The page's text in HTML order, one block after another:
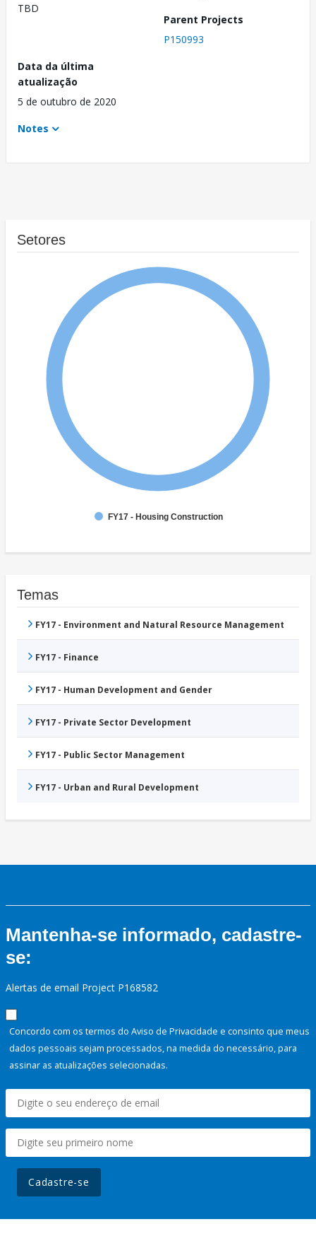
TBD
Parent Projects
P150993
Data da última
atualização
5 de outubro de 2020
Notes
Setores
FY17 - Housing Construction
Temas
FY17 - Environment and Natural Resource Management
FY17 - Finance
FY17 - Human Development and Gender
FY17 - Private Sector Development
FY17 - Public Sector Management
FY17 - Urban and Rural Development
Mantenha-se informado, cadastre-
se:
Alertas de email Project P168582
Concordo com os termos do Aviso de Privacidade e consinto que meus
dados pessoais sejam processados, na medida do necessário, para
assinar as atualizações selecionadas.
Cadastre-se